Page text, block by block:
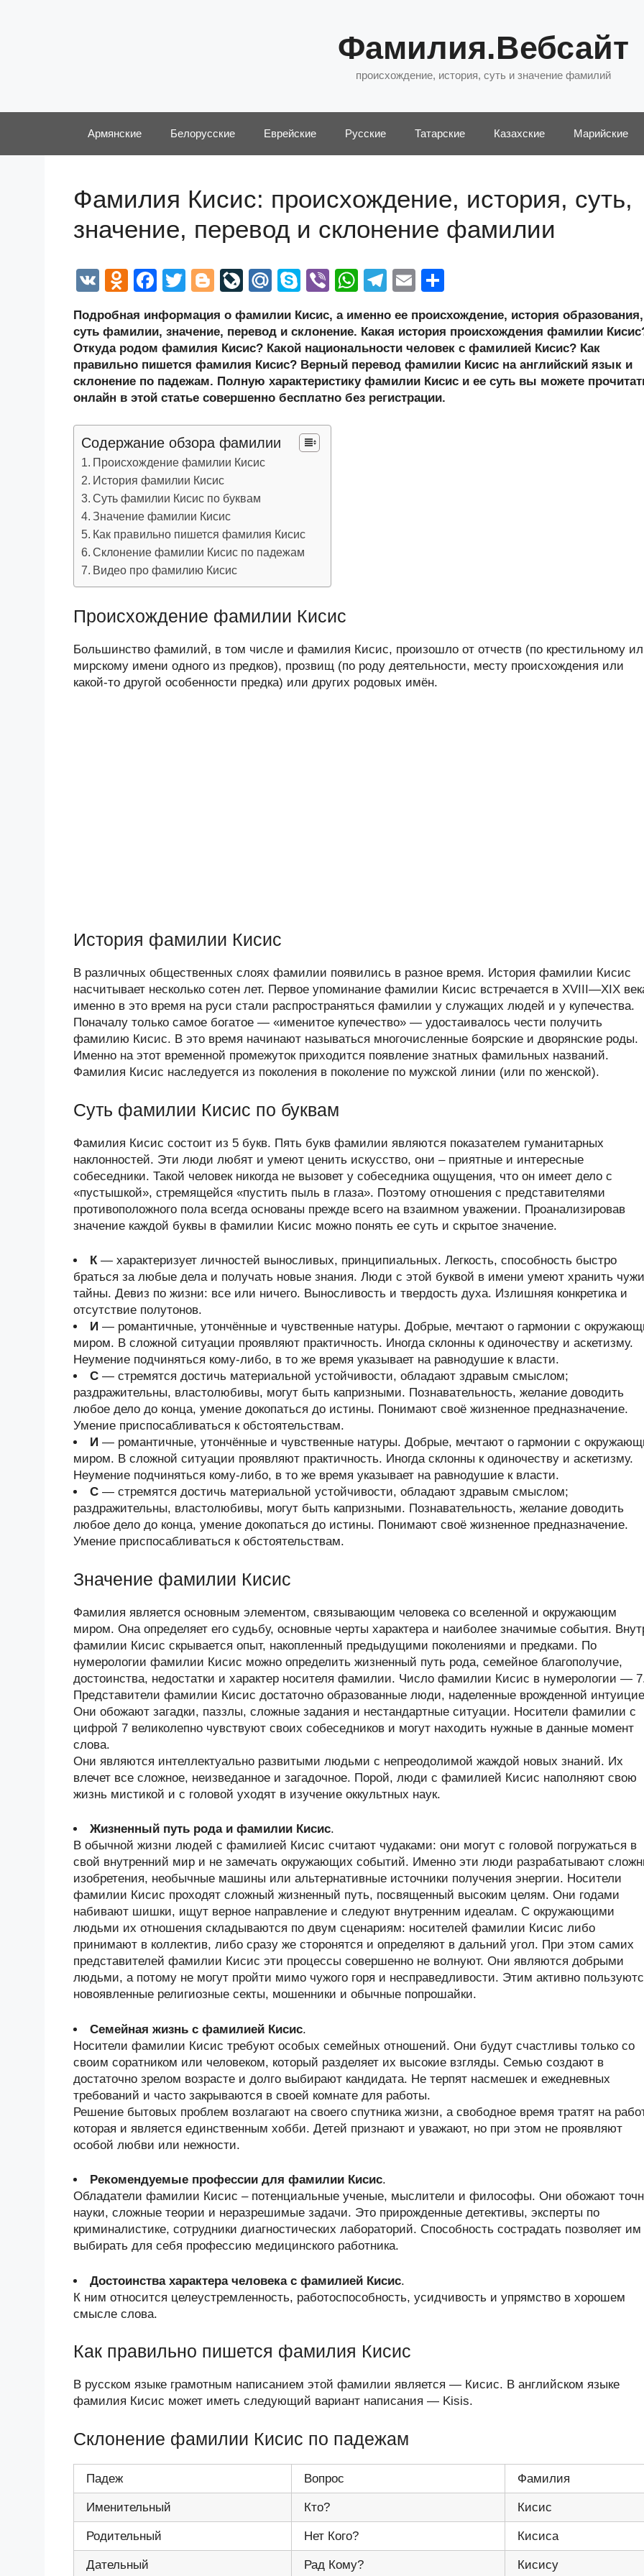
Фамилия.Вебсайт
происхождение, история, суть и значение фамилий
Армянские Белорусские Еврейские Русские Татарские Казахские Марийские
Фамилия Кисис: происхождение, история, суть,
значение, перевод и склонение фамилии
V
O
n
o
kl
a
ss
ni
ki
F
c
e
b
o
o
k
T
tt
er
Bl
g
g
er
Li
e
J
o
ur
n
al
M
.R
u
S
p
e
Vi
er
W
at
s
A
p
T
e
gr
a
m
E
ail р
а
в
и
Подробная информация о фамилии Кисис, а именно ее происхождение, история образования,
суть фамилии, значение, перевод и склонение. Какая история происхождения фамилии
Откуда родом фамилия Кисис? Какой национальности человек с фамилией Кисис? Как
правильно пишется фамилия Кисис? Верный перевод фамилии Кисис на английский язык и
склонение по падежам. Полную характеристику фамилии Кисис и ее суть вы можете
онлайн в этой статье совершенно бесплатно без регистрации.
Содержание обзора фамилии
Происхождение фамилии Кисис
История фамилии Кисис
Суть фамилии Кисис по буквам
Значение фамилии Кисис
Как правильно пишется фамилия Кисис
Склонение фамилии Кисис по падежам
Видео про фамилию Кисис
Происхождение фамилии Кисис
Большинство фамилий, в том числе и фамилия Кисис, произошло от отчеств (по крестильному
мирскому имени одного из предков), прозвищ (по роду деятельности, месту происхождения или
какой-то другой особенности предка) или других родовых имён.
История фамилии Кисис
В различных общественных слоях фамилии появились в разное время. История фамилии Кисис
насчитывает несколько сотен лет. Первое упоминание фамилии Кисис встречается в XVIII—XIX
именно в это время на руси стали распространяться фамилии у служащих людей и у купечества.
Поначалу только самое богатое — «именитое купечество» — удостаивалось чести получить
фамилию Кисис. В это время начинают называться многочисленные боярские и дворянские роды.
Именно на этот временной промежуток приходится появление знатных фамильных названий.
Фамилия Кисис наследуется из поколения в поколение по мужской линии (или по женской).
Суть фамилии Кисис по буквам
Фамилия Кисис состоит из 5 букв. Пять букв фамилии являются показателем гуманитарных
наклонностей. Эти люди любят и умеют ценить искусство, они – приятные и интересные
собеседники. Такой человек никогда не вызовет у собеседника ощущения, что он имеет дело с
«пустышкой», стремящейся «пустить пыль в глаза». Поэтому отношения с представителями
противоположного пола всегда основаны прежде всего на взаимном уважении. Проанализировав
значение каждой буквы в фамилии Кисис можно понять ее суть и скрытое значение.
К— характеризует личностей выносливых, принципиальных. Легкость, способность быстро
браться за любые дела и получать новые знания. Люди с этой буквой в имени умеют хранить
тайны. Девиз по жизни: все или ничего. Выносливость и твердость духа. Излишняя конкретика и
отсутствие полутонов.
И — романтичные, утончённые и чувственные натуры. Добрые, мечтают о гармонии с
миром. В сложной ситуации проявляют практичность. Иногда склонны к одиночеству и аскетизму.
Неумение подчиняться кому-либо, в то же время указывает на равнодушие к власти.
С — стремятся достичь материальной устойчивости, обладают здравым смыслом;
раздражительны, властолюбивы, могут быть капризными. Познавательность, желание доводить
любое дело до конца, умение докопаться до истины. Понимают своё жизненное предназначение.
Умение приспосабливаться к обстоятельствам.
И — романтичные, утончённые и чувственные натуры. Добрые, мечтают о гармонии с
миром. В сложной ситуации проявляют практичность. Иногда склонны к одиночеству и аскетизму.
Неумение подчиняться кому-либо, в то же время указывает на равнодушие к власти.
С — стремятся достичь материальной устойчивости, обладают здравым смыслом;
раздражительны, властолюбивы, могут быть капризными. Познавательность, желание доводить
любое дело до конца, умение докопаться до истины. Понимают своё жизненное предназначение.
Умение приспосабливаться к обстоятельствам.
Значение фамилии Кисис
Фамилия является основным элементом, связывающим человека со вселенной и окружающим
миром. Она определяет его судьбу, основные черты характера и наиболее значимые события.
фамилии Кисис скрывается опыт, накопленный предыдущими поколениями и предками. По
нумерологии фамилии Кисис можно определить жизненный путь рода, семейное благополучие,
достоинства, недостатки и характер носителя фамилии. Число фамилии Кисис в нумерологии —
Представители фамилии Кисис достаточно образованные люди, наделенные врожденной
Они обожают загадки, паззлы, сложные задания и нестандартные ситуации. Носители фамилии с
цифрой 7 великолепно чувствуют своих собеседников и могут находить нужные в данные момент
слова.
Они являются интеллектуально развитыми людьми с непреодолимой жаждой новых знаний. Их
влечет все сложное, неизведанное и загадочное. Порой, люди с фамилией Кисис наполняют свою
жизнь мистикой и с головой уходят в изучение оккультных наук.
Жизненный путь рода и фамилии Кисис.
В обычной жизни людей с фамилией Кисис считают чудаками: они могут с головой погружаться в
свой внутренний мир и не замечать окружающих событий. Именно эти люди разрабатывают
изобретения, необычные машины или альтернативные источники получения энергии. Носители
фамилии Кисис проходят сложный жизненный путь, посвященный высоким целям. Они годами
набивают шишки, ищут верное направление и следуют внутренним идеалам. С окружающими
людьми их отношения складываются по двум сценариям: носителей фамилии Кисис либо
принимают в коллектив, либо сразу же сторонятся и определяют в дальний угол. При этом самих
представителей фамилии Кисис эти процессы совершенно не волнуют. Они являются добрыми
людьми, а потому не могут пройти мимо чужого горя и несправедливости. Этим активно
новоявленные религиозные секты, мошенники и обычные попрошайки.
Семейная жизнь с фамилией Кисис.
Носители фамилии Кисис требуют особых семейных отношений. Они будут счастливы только со
своим соратником или человеком, который разделяет их высокие взгляды. Семью создают в
достаточно зрелом возрасте и долго выбирают кандидата. Не терпят насмешек и ежедневных
требований и часто закрываются в своей комнате для работы.
Решение бытовых проблем возлагают на своего спутника жизни, а свободное время тратят на
которая и является единственным хобби. Детей признают и уважают, но при этом не проявляют
особой любви или нежности.
Рекомендуемые профессии для фамилии Кисис.
Обладатели фамилии Кисис – потенциальные ученые, мыслители и философы. Они обожают
науки, сложные теории и неразрешимые задачи. Это прирожденные детективы, эксперты по
криминалистике, сотрудники диагностических лабораторий. Способность сострадать позволяет им
выбирать для себя профессию медицинского работника.
Достоинства характера человека с фамилией Кисис.
К ним относится целеустремленность, работоспособность, усидчивость и упрямство в хорошем
смысле слова.
Как правильно пишется фамилия Кисис
В русском языке грамотным написанием этой фамилии является — Кисис. В английском языке
фамилия Кисис может иметь следующий вариант написания — Kisis.
Склонение фамилии Кисис по падежам
Падеж Вопрос Фамилия
Именительный Кто? Кисис
Родительный Нет Кого? Кисиса
Дательный Рад Кому? Кисису